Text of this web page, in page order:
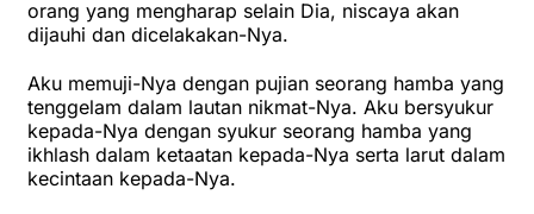
orang yang mengharap selain Dia, niscaya akan
dijauhi dan dicelakakan-Nya.
Aku memuji-Nya dengan pujian seorang hamba yang
tenggelam dalam lautan nikmat-Nya. Aku bersyukur
kepada-Nya dengan syukur seorang hamba yang
ikhlash dalam ketaatan kepada-Nya serta larut dalam
kecintaan kepada-Nya.